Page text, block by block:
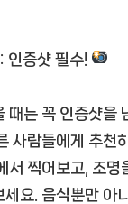
: 인증샷 필수!
때는 꼭 인증샷을
사람들에게 추천
서 찍어보고, 조명
세요. 음식뿐만 아